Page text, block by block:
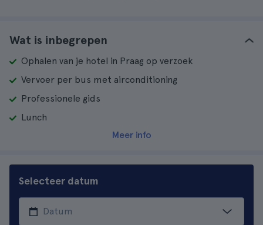
Wat is inbegrepen
Ophalen van je hotel in Praag op verzoek
Vervoer per bus met airconditioning
Professionele gids
Lunch
Meer info
Selecteer datum